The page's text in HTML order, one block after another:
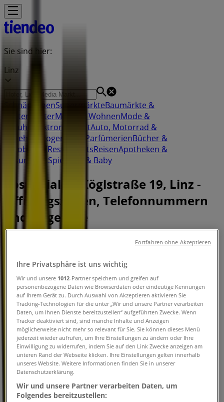
Sie sind hier:
Linz
SchnäppchenSupermärkteBaumärkte &
GartencenterMöbel & WohnenMode &
Schuhe
Elektronik SportAuto, Motorrad &
Zubehör
Drogerien & ParfümerienBücher &
BürobedarfRestaurantsReisenApotheken &
GesundheitSpielzeug & Baby
Post Filiale | Köglstraße 19, Linz -
Öffnungszeiten, Telefonnummern
und Angebote
Post in Linz»
Post | Köglstraße 19
Karte
Karte
Wir sind gerade dabei Angebote zu "Post" zu
veröffentlichen
Geschäfte in der Nähe
Ihre Privatsphäre ist uns wichtig
Wir und unsere 1012-Partner speichern und greifen auf
personenbezogene Daten wie Browserdaten oder eindeutige Kennungen
auf Ihrem Gerät zu. Durch Auswahl von Akzeptieren aktivieren Sie
Tracking-Technologien für die unter „Wir und unsere Partner verarbeiten
Daten, um Ihnen Dienste bereitzustellen“ aufgeführten Zwecke. Wenn
Tracker deaktiviert sind, sind manche Inhalte und Anzeigen
möglicherweise nicht mehr so relevant für Sie. Sie können dieses Menü
jederzeit wieder aufrufen, um Ihre Einstellungen zu ändern oder Ihre
Einwilligung zu widerrufen, indem Sie auf den Link Zwecke anzeigen am
unteren Rand der Webseite klicken. Ihre Einstellungen gelten innerhalb
unseres Website. Weitere Informationen finden Sie in unserer
Datenschutzerklärung.
Wir und unsere Partner verarbeiten Daten, um
Folgendes bereitzustellen:
Fortfahren ohne Akzeptieren